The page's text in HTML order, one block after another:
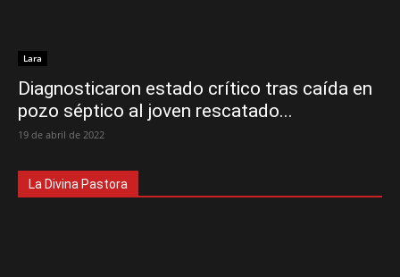
Lara
Diagnosticaron estado crítico tras caída en
pozo séptico al joven rescatado...
19 de abril de 2022
La Divina Pastora